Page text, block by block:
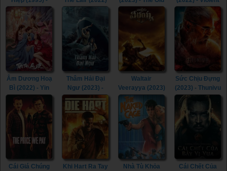
Return of The
Condor Heroes
(1995)
Way (2023)
Night (2022)
Âm Dương Hoạ
Bì (2022) - Yin
Yang Painted
Skin (2022)
Thâm Hải Đại
Ngư (2023) -
Monster of The
Deep (2023)
Waltair
Veerayya (2023)
- Waltair
Veerayya (2023)
Sức Chịu Đựng
(2023) - Thunivu
(2023)
Cái Giá Chúng
Khi Hart Ra Tay
Nhà Tù Khỏa
Cái Chết Của